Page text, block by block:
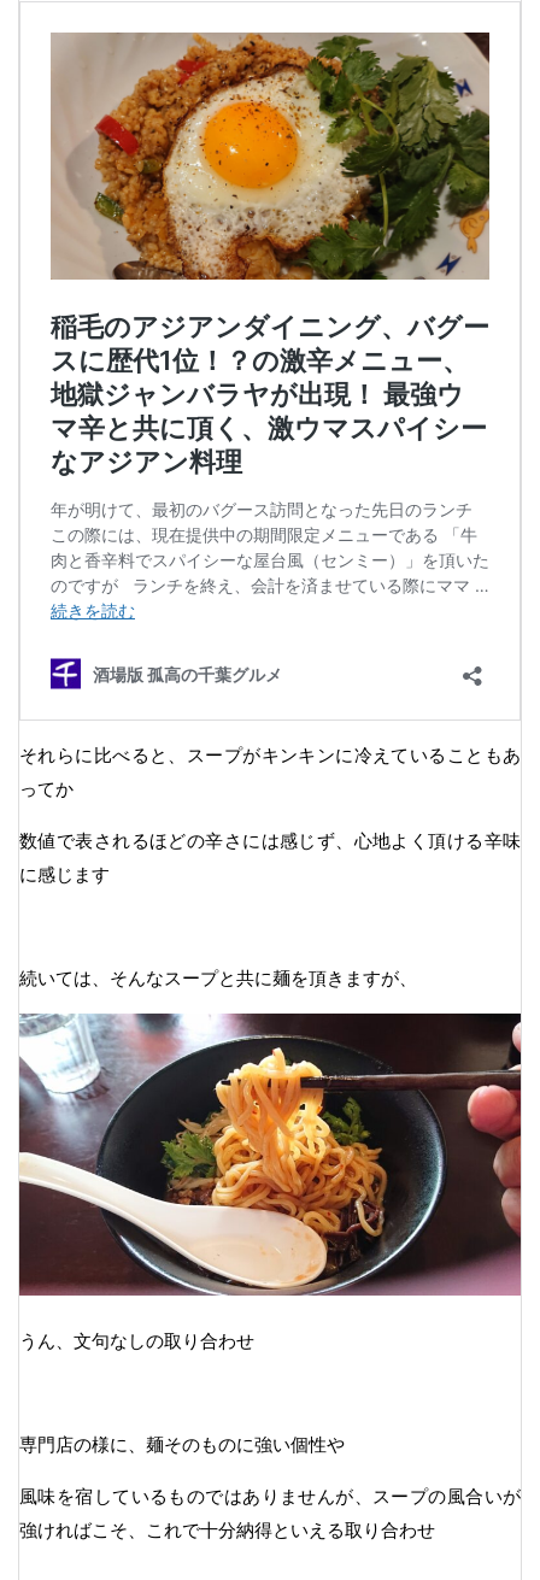
それらに比べると、スープがキンキンに冷えていることもあ
ってか
数値で表されるほどの辛さには感じず、心地よく頂ける辛味
に感じます
続いては、そんなスープと共に麺を頂きますが、
うん、文句なしの取り合わせ
専門店の様に、麺そのものに強い個性や
風味を宿しているものではありませんが、スープの風合いが
強ければこそ、これで十分納得といえる取り合わせ